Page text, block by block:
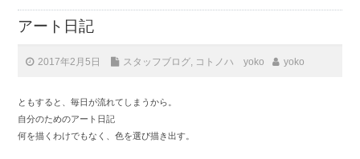
アート日記
2017年2月5日 スタッフブログ, コトノハ yoko yoko
ともすると、毎日が流れてしまうから。
自分のためのアート日記
何を描くわけでもなく、色を選び描き出す。